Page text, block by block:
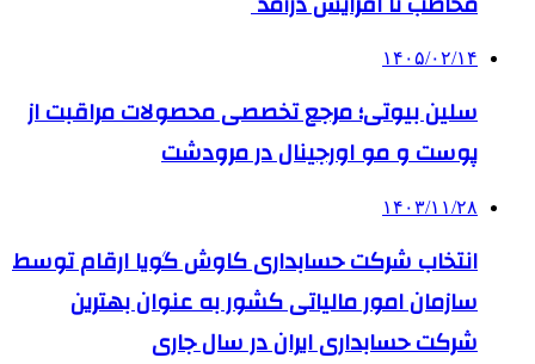
۱۴۰۵/۰۲/۱۴
سلین بیوتی؛ مرجع تخصصی محصولات مراقبت از
پوست و مو اورجینال در مرودشت
۱۴۰۳/۱۱/۲۸
انتخاب شرکت حسابداری کاوش گویا ارقام توسط
سازمان امور مالیاتی کشور به عنوان بهترین
شرکت حسابداری ایران در سال جاری